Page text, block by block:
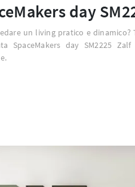
day
un living pratico e
SpaceMakers day SM2225